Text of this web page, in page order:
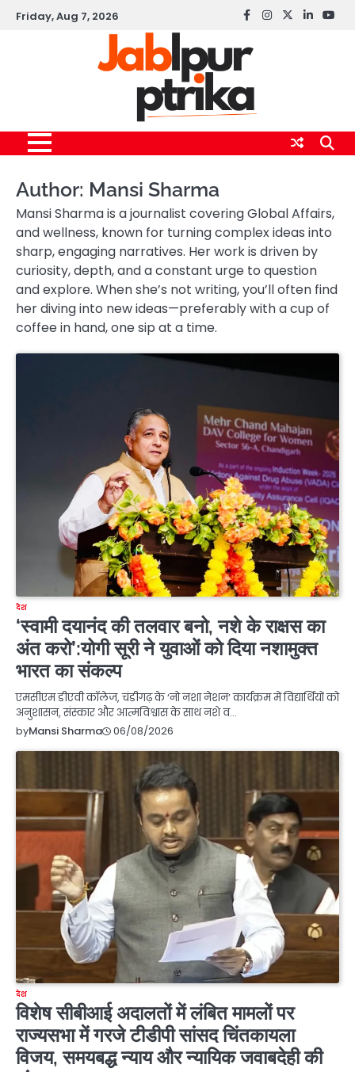
SkipFriday, Aug 7, 2026 Facebook
instagram
twitterlinkedin
Author: Mansi Sharma
Mansi Sharma is a journalist covering Global Affairs,
and wellness, known for turning complex ideas into
sharp, engaging narratives. Her work is driven by
curiosity, depth, and a constant urge to question
and explore. When she’s not writing, you’ll often find
her diving into new ideas—preferably with a cup of
coffee in hand, one sip at a time.
देश
‘स्वामी दयानंद की तलवार बनो, नशे के राक्षस का
अंत करो’:योगी सूरी ने युवाओं को दिया नशामुक्त
भारत का संकल्प
एमसीएम डीएवी कॉलेज, चंडीगढ़ के ‘नो नशा नेशन’ कार्यक्रम में विद्यार्थियों को
अनुशासन, संस्कार और आत्मविश्वास के साथ नशे व…
byMansi Sharma 06/08/2026
देश
विशेष सीबीआई अदालतों में लंबित मामलों पर
राज्यसभा में गरजे टीडीपी सांसद चिंतकायला
विजय, समयबद्ध न्याय और न्यायिक जवाबदेही की